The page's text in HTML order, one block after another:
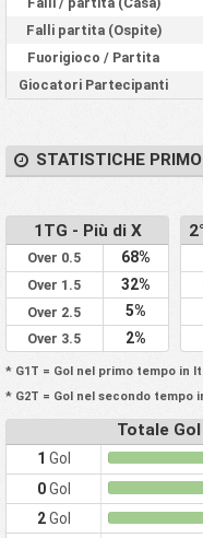
Falli partita (Ospite)
Fuorigioco / Partita
Giocatori Partecipanti
STATISTICHE
1TG - Più di X
Over 0.5 68%
Over 1.5 32%
Over 2.5 5%
Over 3.5 2%
* G1T = Gol nel primo tempo in
* G2T = Gol nel secondo
Totale
1 Gol
0Gol
2Gol